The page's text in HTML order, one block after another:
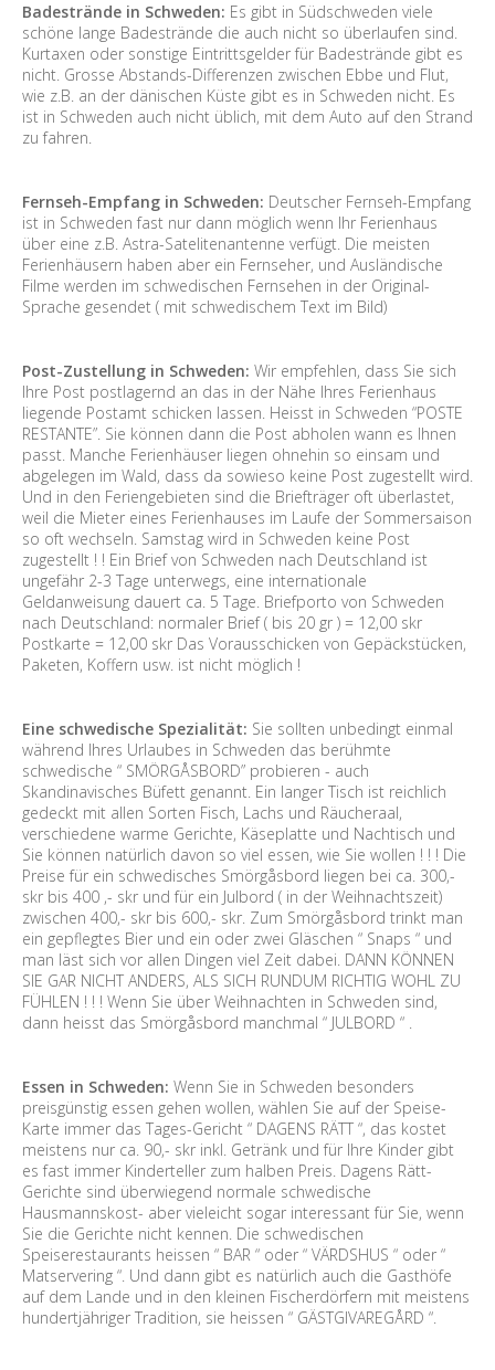
Badestrände in Schweden: Es gibt in Südschweden viele
schöne lange Badestrände die auch nicht so überlaufen sind.
Kurtaxen oder sonstige Eintrittsgelder für Badestrände gibt es
nicht. Grosse Abstands-Differenzen zwischen Ebbe und Flut,
wie z.B. an der dänischen Küste gibt es in Schweden nicht. Es
ist in Schweden auch nicht üblich, mit dem Auto auf den Strand
zu fahren.
Fernseh-Empfang in Schweden: Deutscher Fernseh-Empfang
ist in Schweden fast nur dann möglich wenn Ihr Ferienhaus
über eine z.B. Astra-Satelitenantenne verfügt. Die meisten
Ferienhäusern haben aber ein Fernseher, und Ausländische
Filme werden im schwedischen Fernsehen in der Original-
Sprache gesendet ( mit schwedischem Text im Bild)
Post-Zustellung in Schweden: Wir empfehlen, dass Sie sich
Ihre Post postlagernd an das in der Nähe Ihres Ferienhaus
liegende Postamt schicken lassen. Heisst in Schweden “POSTE
RESTANTE”. Sie können dann die Post abholen wann es Ihnen
passt. Manche Ferienhäuser liegen ohnehin so einsam und
abgelegen im Wald, dass da sowieso keine Post zugestellt wird.
Und in den Feriengebieten sind die Briefträger oft überlastet,
weil die Mieter eines Ferienhauses im Laufe der Sommersaison
so oft wechseln. Samstag wird in Schweden keine Post
zugestellt ! ! Ein Brief von Schweden nach Deutschland ist
ungefähr 2-3 Tage unterwegs, eine internationale
Geldanweisung dauert ca. 5 Tage. Briefporto von Schweden
nach Deutschland: normaler Brief ( bis 20 gr ) = 12,00 skr
Postkarte = 12,00 skr Das Vorausschicken von Gepäckstücken,
Paketen, Koffern usw. ist nicht möglich !
Eine schwedische Spezialität: Sie sollten unbedingt einmal
während Ihres Urlaubes in Schweden das berühmte
schwedische “ SMÖRGÅSBORD” probieren - auch
Skandinavisches Büfett genannt. Ein langer Tisch ist reichlich
gedeckt mit allen Sorten Fisch, Lachs und Räucheraal,
verschiedene warme Gerichte, Käseplatte und Nachtisch und
Sie können natürlich davon so viel essen, wie Sie wollen ! ! ! Die
Preise für ein schwedisches Smörgåsbord liegen bei ca. 300,-
skr bis 400 ,- skr und für ein Julbord ( in der Weihnachtszeit)
zwischen 400,- skr bis 600,- skr. Zum Smörgåsbord trinkt man
ein gepflegtes Bier und ein oder zwei Gläschen “ Snaps “ und
man läst sich vor allen Dingen viel Zeit dabei. DANN KÖNNEN
SIE GAR NICHT ANDERS, ALS SICH RUNDUM RICHTIG WOHL ZU
FÜHLEN ! ! ! Wenn Sie über Weihnachten in Schweden sind,
dann heisst das Smörgåsbord manchmal “ JULBORD “ .
Essen in Schweden: Wenn Sie in Schweden besonders
preisgünstig essen gehen wollen, wählen Sie auf der Speise-
Karte immer das Tages-Gericht “ DAGENS RÄTT “, das kostet
meistens nur ca. 90,- skr inkl. Getränk und für Ihre Kinder gibt
es fast immer Kinderteller zum halben Preis. Dagens Rätt-
Gerichte sind überwiegend normale schwedische
Hausmannskost- aber vieleicht sogar interessant für Sie, wenn
Sie die Gerichte nicht kennen. Die schwedischen
Speiserestaurants heissen “ BAR “ oder “ VÄRDSHUS “ oder “
Matservering “. Und dann gibt es natürlich auch die Gasthöfe
auf dem Lande und in den kleinen Fischerdörfern mit meistens
hundertjähriger Tradition, sie heissen “ GÄSTGIVAREGÅRD “.